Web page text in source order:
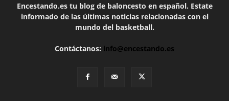
Encestando.es tu blog de baloncesto en español. Estate
informado de las últimas noticias relacionadas con el
mundo del basketball.
Contáctanos: info@encestando.es